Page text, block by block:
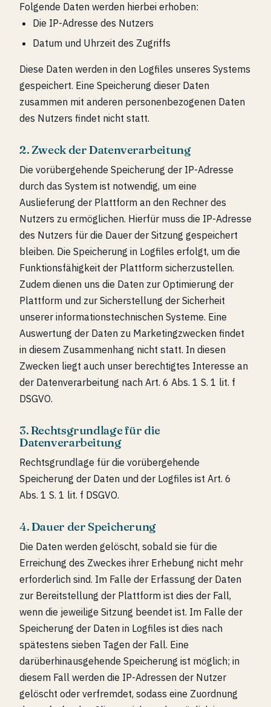
Folgende Daten werden hierbei erhoben:
Die IP-Adresse des Nutzers
Datum und Uhrzeit des Zugriffs
Diese Daten werden in den Logfiles unseres Systems
gespeichert. Eine Speicherung dieser Daten
zusammen mit anderen personenbezogenen Daten
des Nutzers findet nicht statt.
2. Zweck der Datenverarbeitung
Die vorübergehende Speicherung der IP-Adresse
durch das System ist notwendig, um eine
Auslieferung der Plattform an den Rechner des
Nutzers zu ermöglichen. Hierfür muss die IP-Adresse
des Nutzers für die Dauer der Sitzung gespeichert
bleiben. Die Speicherung in Logfiles erfolgt, um die
Funktionsfähigkeit der Plattform sicherzustellen.
Zudem dienen uns die Daten zur Optimierung der
Plattform und zur Sicherstellung der Sicherheit
unserer informationstechnischen Systeme. Eine
Auswertung der Daten zu Marketingzwecken findet
in diesem Zusammenhang nicht statt. In diesen
Zwecken liegt auch unser berechtigtes Interesse an
der Datenverarbeitung nach Art. 6 Abs. 1 S. 1 lit. f
DSGVO.
3. Rechtsgrundlage für die
Datenverarbeitung
Rechtsgrundlage für die vorübergehende
Speicherung der Daten und der Logfiles ist Art. 6
Abs. 1 S. 1 lit. f DSGVO.
4. Dauer der Speicherung
Die Daten werden gelöscht, sobald sie für die
Erreichung des Zweckes ihrer Erhebung nicht mehr
erforderlich sind. Im Falle der Erfassung der Daten
zur Bereitstellung der Plattform ist dies der Fall,
wenn die jeweilige Sitzung beendet ist. Im Falle der
Speicherung der Daten in Logfiles ist dies nach
spätestens sieben Tagen der Fall. Eine
darüberhinausgehende Speicherung ist möglich; in
diesem Fall werden die IP-Adressen der Nutzer
gelöscht oder verfremdet, sodass eine Zuordnung